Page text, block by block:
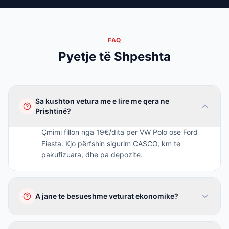
FAQ
Pyetje të Shpeshta
Sa kushton vetura me e lire me qera ne
Prishtinë?
Çmimi fillon nga 19€/dita per VW Polo ose Ford
Fiesta. Kjo përfshin sigurim CASCO, km te
pakufizuara, dhe pa depozite.
A jane te besueshme veturat ekonomike?